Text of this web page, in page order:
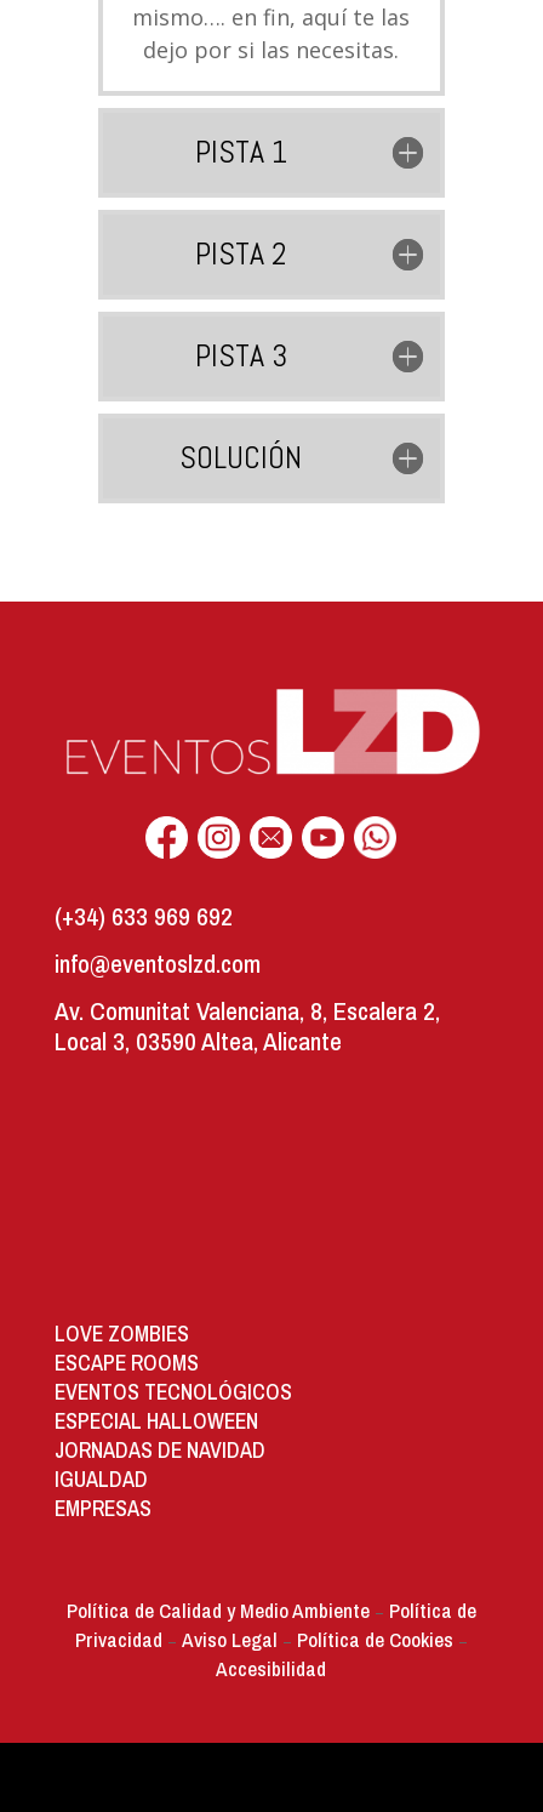
mismo…. en fin, aquí te las
dejo por si las necesitas.
PISTA 1
PISTA 2
PISTA 3
SOLUCIÓN
(+34) 633 969 692
info@eventoslzd.com
Av. Comunitat Valenciana, 8, Escalera 2,
Local 3, 03590 Altea, Alicante
LOVE ZOMBIES
ESCAPE ROOMS
EVENTOS TECNOLÓGICOS
ESPECIAL HALLOWEEN
JORNADAS DE NAVIDAD
IGUALDAD
EMPRESAS
Política de Calidad y Medio Ambiente– Política de
Privacidad – Aviso Legal – Política de Cookies –
Accesibilidad